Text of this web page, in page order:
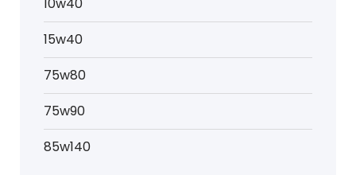
15w40
75w80
75w90
85w140